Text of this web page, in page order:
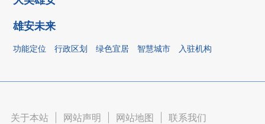
雄安未来
功能定位 行政区划 绿色宜居 智慧城市 入驻机构
关于本站 网站声明 网站地图 联系我们